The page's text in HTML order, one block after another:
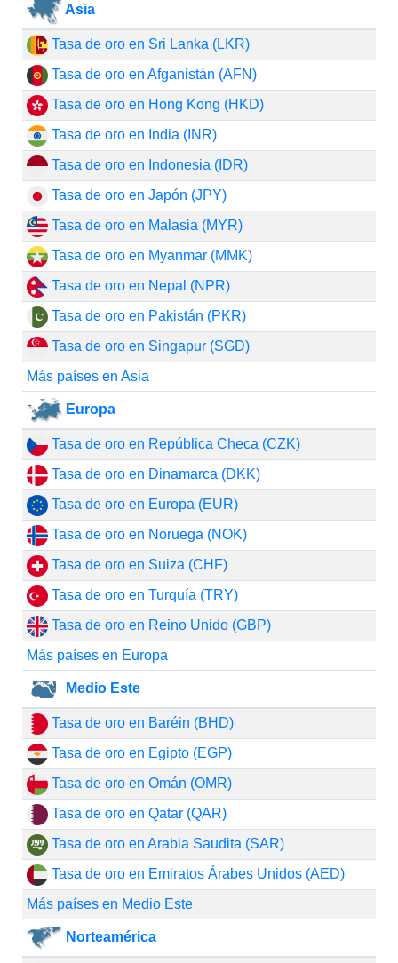
Asia
Tasa de oro en Sri Lanka (LKR)
Tasa de oro en Afganistán (AFN)
Tasa de oro en Hong Kong (HKD)
Tasa de oro en India (INR)
Tasa de oro en Indonesia (IDR)
Tasa de oro en Japón (JPY)
Tasa de oro en Malasia (MYR)
Tasa de oro en Myanmar (MMK)
Tasa de oro en Nepal (NPR)
Tasa de oro en Pakistán (PKR)
Tasa de oro en Singapur (SGD)
Más países en Asia
Europa
Tasa de oro en República Checa (CZK)
Tasa de oro en Dinamarca (DKK)
Tasa de oro en Europa (EUR)
Tasa de oro en Noruega (NOK)
Tasa de oro en Suiza (CHF)
Tasa de oro en Turquía (TRY)
Tasa de oro en Reino Unido (GBP)
Más países en Europa
Medio Este
Tasa de oro en Baréin (BHD)
Tasa de oro en Egipto (EGP)
Tasa de oro en Omán (OMR)
Tasa de oro en Qatar (QAR)
Tasa de oro en Arabia Saudita (SAR)
Tasa de oro en Emiratos Árabes Unidos (AED)
Más países en Medio Este
Norteamérica